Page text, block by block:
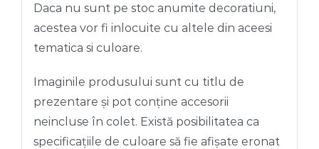
Daca nu sunt pe stoc anumite decoratiuni,
acestea vor fi inlocuite cu altele din aceesi
tematica si culoare.
Imaginile produsului sunt cu titlu de
prezentare și pot conține accesorii
neincluse în colet. Există posibilitatea ca
specificațiile de culoare să fie afișate eronat